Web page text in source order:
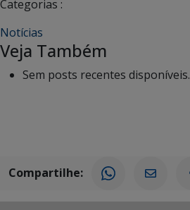
Categorias :
Notícias
Veja Também
Sem posts recentes disponíveis.
Compartilhe: